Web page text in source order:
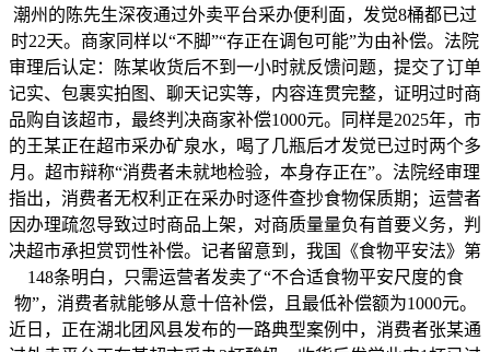
潮州的陈先生深夜通过外卖平台采办便利面，发觉8桶都已过
时22天。商家同样以“不脚”“存正在调包可能”为由补偿。法院
审理后认定：陈某收货后不到一小时就反馈问题，提交了订单
记实、包裹实拍图、聊天记实等，内容连贯完整，证明过时商
品购自该超市，最终判决商家补偿1000元。同样是2025年，市
的王某正在超市采办矿泉水，喝了几瓶后才发觉已过时两个多
月。超市辩称“消费者未就地检验，本身存正在”。法院经审理
指出，消费者无权利正在采办时逐件查抄食物保质期；运营者
因办理疏忽导致过时商品上架，对商质量量负有首要义务，判
决超市承担赏罚性补偿。记者留意到，我国《食物平安法》第
148条明白，只需运营者发卖了“不合适食物平安尺度的食
物”，消费者就能够从意十倍补偿，且最低补偿额为1000元。
近日，正在湖北团风县发布的一路典型案例中，消费者张某通